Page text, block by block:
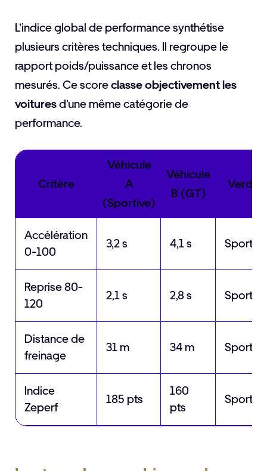
L’indice global de performance synthétise
plusieurs critères techniques. Il regroupe le
rapport poids/puissance et les chronos
mesurés. Ce scoreclasse objectivement les
voituresd’une même catégorie de
performance.
Critère
Véhicule
A
(Sportive)
Véhicule
B (GT)
Verdict
Accélération
0-100
3,2 s 4,1 s Sportive
Reprise 80-
120
2,1 s 2,8 s Sportive
Distance de
freinage
31 m 34 m Sportive
Indice
Zeperf
185 pts
160
pts
Sportive